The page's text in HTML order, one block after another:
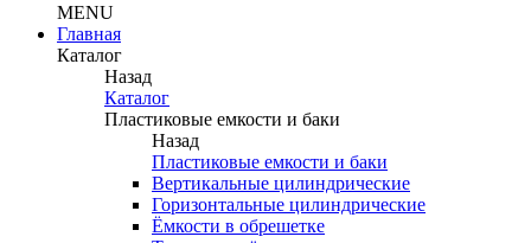
MENU
Главная
Каталог
Назад
Каталог
Пластиковые емкости и баки
Назад
Пластиковые емкости и баки
Вертикальные цилиндрические
Горизонтальные цилиндрические
Ёмкости в обрешетке